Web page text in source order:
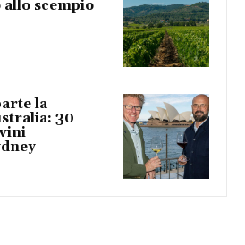
allo scempio
la
30